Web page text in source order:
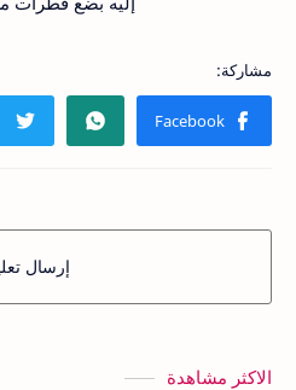
إرسال
الاكثر مشاهدة